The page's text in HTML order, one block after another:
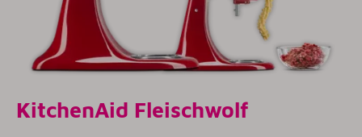
KitchenAid Fleischwolf